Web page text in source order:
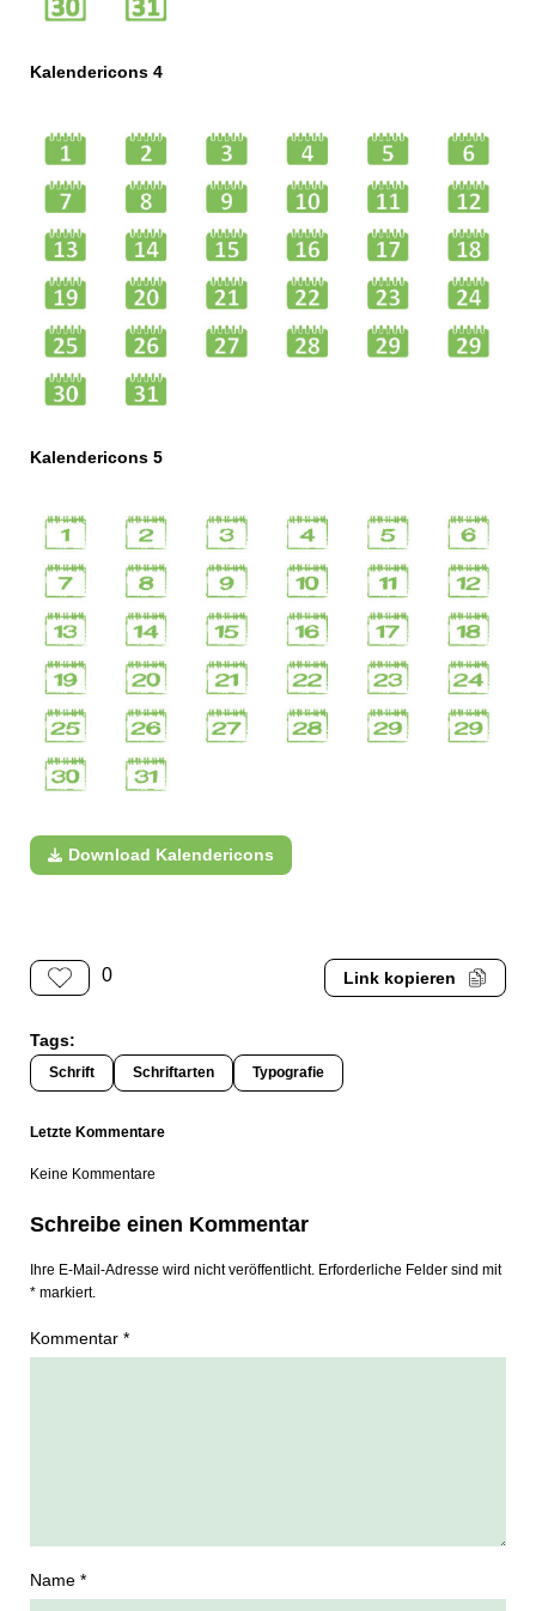
Kalendericons 4
Kalendericons 5
Download Kalendericons
0 Link kopieren
Tags:
Schrift Schriftarten Typografie
Letzte Kommentare
Keine Kommentare
Schreibe einen Kommentar
Ihre E-Mail-Adresse wird nicht veröffentlicht. Erforderliche Felder sind mit
* markiert.
Kommentar *
Name *